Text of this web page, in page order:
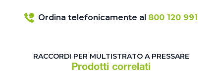
Ordina telefonicamente al 800 120 991
RACCORDI PER MULTISTRATO A PRESSARE
Prodotti correlati